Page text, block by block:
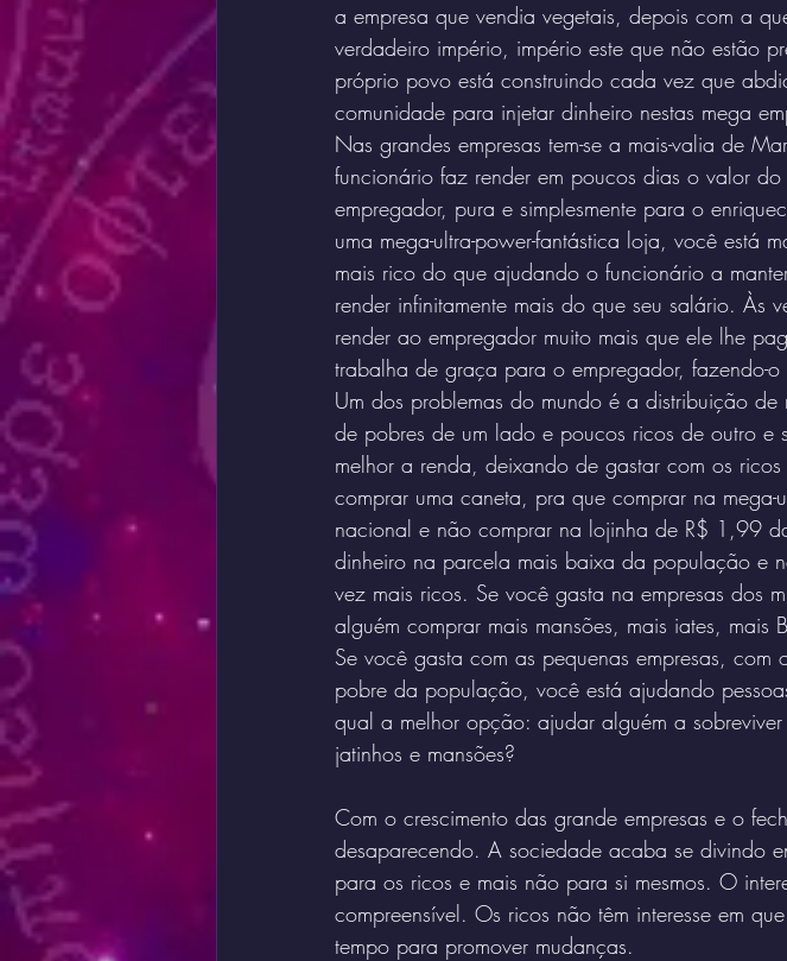
a empresa que vendia vegetais, depois com a
verdadeiro império, império este que não estão
próprio povo está construindo cada vez que
comunidade para injetar dinheiro nestas mega
Nas grandes empresas tem-se a mais-valia de
funcionário faz render em poucos dias o valor
empregador, pura e simplesmente para o
uma mega-ultra-power-fantástica loja, você está
mais rico do que ajudando o funcionário a
render infinitamente mais do que seu salário. Às
render ao empregador muito mais que ele lhe
trabalha de graça para o empregador, fazendo-
Um dos problemas do mundo é a distribuição
de pobres de um lado e poucos ricos de outro e
melhor a renda, deixando de gastar com os
comprar uma caneta, pra que comprar na mega-
nacional e não comprar na lojinha de R$ 1,99
dinheiro na parcela mais baixa da população e
vez mais ricos. Se você gasta na empresas dos
alguém comprar mais mansões, mais iates, mais
Se você gasta com as pequenas empresas,
pobre da população, você está ajudando
qual a melhor opção: ajudar alguém a
jatinhos e mansões?
Com o crescimento das grande empresas e o
desaparecendo. A sociedade acaba se divindo
para os ricos e mais não para si mesmos. O
compreensível. Os ricos não têm interesse em
tempo para promover mudanças.